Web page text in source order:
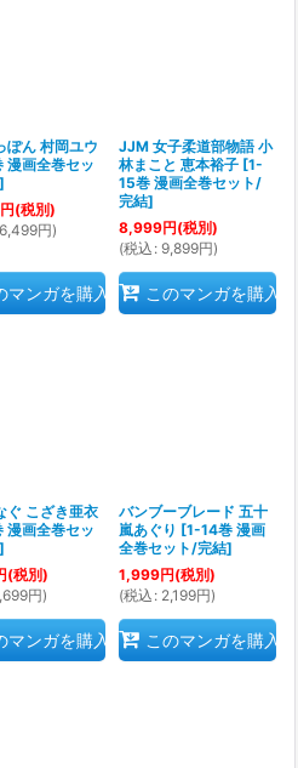
ぽん 村岡ユウ
漫画全巻セッ
円(税別)
円)
マンガを購入
JJM 女子柔道部物語 小
林まこと 恵本裕子 [1-
15巻 漫画全巻セット/
完結]
8,999円(税別)
(税込 : 9,899円)
このマンガを購入
ぐ こざき亜衣
漫画全巻セッ
(税別)
円)
マンガを購入
バンブーブレード 五十
嵐あぐり [1-14巻 漫画
全巻セット/完結]
1,999円(税別)
(税込 : 2,199円)
このマンガを購入